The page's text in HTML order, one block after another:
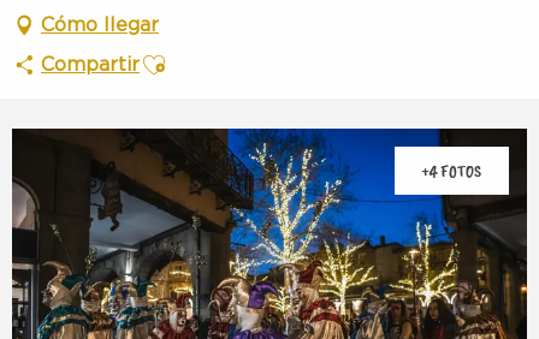
Cómo llegar
CompartirAjouter aux favoris
+4 FOTOS